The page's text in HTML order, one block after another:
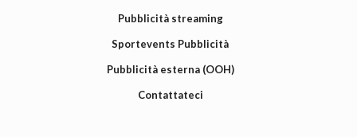
Pubblicità streaming
Sportevents Pubblicità
Pubblicità esterna (OOH)
Contattateci